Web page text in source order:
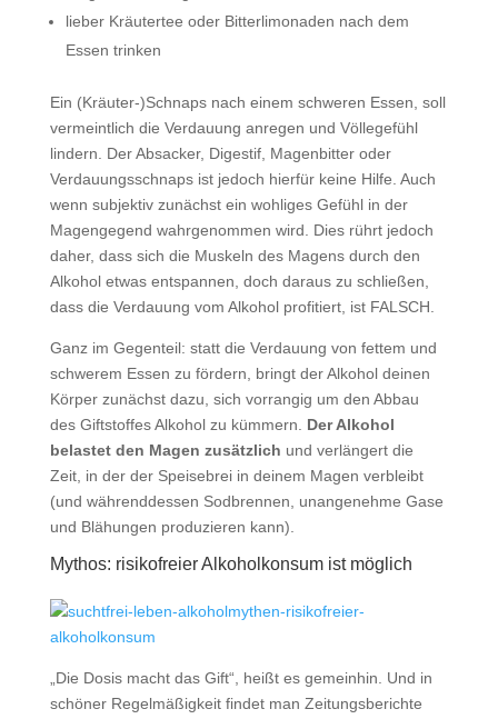
lieber Kräutertee oder Bitterlimonaden nach dem
Essen trinken
Ein (Kräuter-)Schnaps nach einem schweren Essen, soll
vermeintlich die Verdauung anregen und Völlegefühl
lindern. Der Absacker, Digestif, Magenbitter oder
Verdauungsschnaps ist jedoch hierfür keine Hilfe. Auch
wenn subjektiv zunächst ein wohliges Gefühl in der
Magengegend wahrgenommen wird. Dies rührt jedoch
daher, dass sich die Muskeln des Magens durch den
Alkohol etwas entspannen, doch daraus zu schließen,
dass die Verdauung vom Alkohol profitiert, ist FALSCH.
Ganz im Gegenteil: statt die Verdauung von fettem und
schwerem Essen zu fördern, bringt der Alkohol deinen
Körper zunächst dazu, sich vorrangig um den Abbau
des Giftstoffes Alkohol zu kümmern. Der Alkohol
belastet den Magen zusätzlich und verlängert die
Zeit, in der der Speisebrei in deinem Magen verbleibt
(und währenddessen Sodbrennen, unangenehme Gase
und Blähungen produzieren kann).
Mythos: risikofreier Alkoholkonsum ist möglich
„Die Dosis macht das Gift“, heißt es gemeinhin. Und in
schöner Regelmäßigkeit findet man Zeitungsberichte